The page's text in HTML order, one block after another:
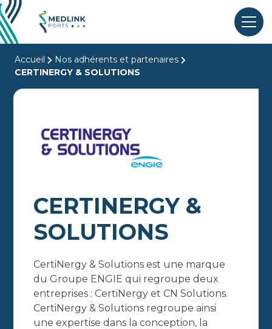
Accueil
Nos adhérents et partenaires
CERTINERGY & SOLUTIONS
CERTINERGY &
SOLUTIONS
CertiNergy & Solutions est une marque
du Groupe ENGIE qui regroupe deux
entreprises : CertiNergy et CN Solutions.
CertiNergy & Solutions regroupe ainsi
une expertise dans la conception, la